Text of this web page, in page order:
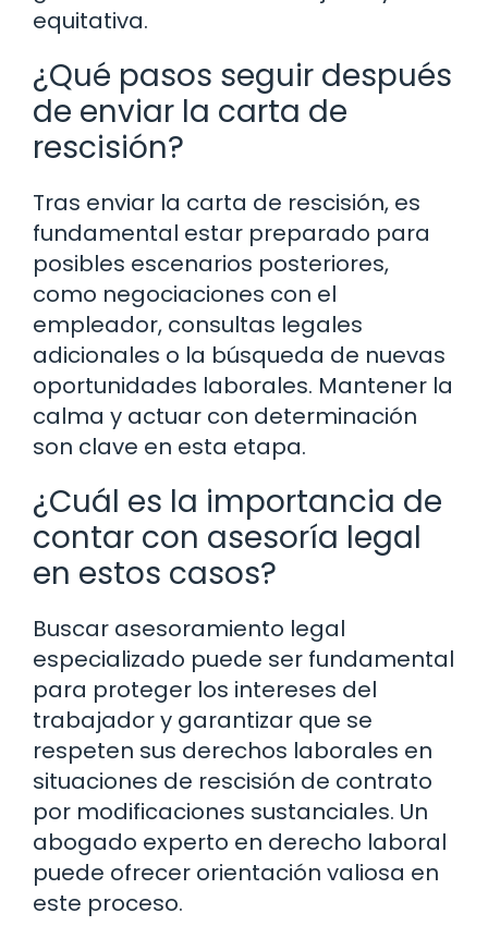
equitativa.
¿Qué pasos seguir después
de enviar la carta de
rescisión?
Tras enviar la carta de rescisión, es
fundamental estar preparado para
posibles escenarios posteriores,
como negociaciones con el
empleador, consultas legales
adicionales o la búsqueda de nuevas
oportunidades laborales. Mantener la
calma y actuar con determinación
son clave en esta etapa.
¿Cuál es la importancia de
contar con asesoría legal
en estos casos?
Buscar asesoramiento legal
especializado puede ser fundamental
para proteger los intereses del
trabajador y garantizar que se
respeten sus derechos laborales en
situaciones de rescisión de contrato
por modificaciones sustanciales. Un
abogado experto en derecho laboral
puede ofrecer orientación valiosa en
este proceso.